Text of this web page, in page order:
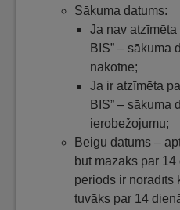
Sākuma datums:
Ja nav atzīmēta
BIS” – sākuma
nākotnē;
Ja ir atzīmēta
BIS” – sākuma
ierobežojumu;
Beigu datums –
būt mazāks par
periods ir norādīts
tuvāks par 14